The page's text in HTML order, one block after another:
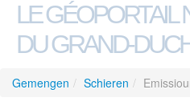
LE GÉOPORTAIL
DU GRAND-
Gemengen / Schieren /